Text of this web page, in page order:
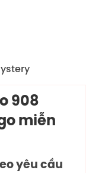
908
miễn
yêu cầu